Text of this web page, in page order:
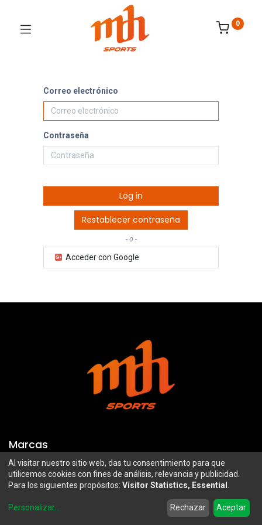
Wishlist Account
0
Correo electrónico
Contraseña
Log in
Restablecer contraseña
- o -
Acceder con Google
Marcas
Troy Lee Designs
100%
Airoh
Mazawi
SIDI
Al visitar nuestro sitio web, das tu consentimiento para que
utilicemos cookies con fines de análisis, relevancia y publicidad.
Para los siguientes propósitos: Visitor Statistics, Essential
Personalizar... Rechazar Aceptar